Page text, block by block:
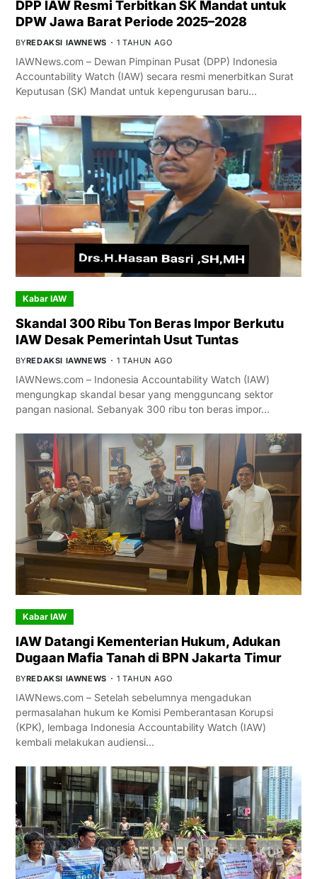
DPP IAW Resmi Terbitkan SK Mandat untuk
DPW Jawa Barat Periode 2025–2028
BYREDAKSI IAWNEWS 1 TAHUN AGO
IAWNews.com – Dewan Pimpinan Pusat (DPP) Indonesia
Accountability Watch (IAW) secara resmi menerbitkan Surat
Keputusan (SK) Mandat untuk kepengurusan baru…
Kabar IAW
Skandal 300 Ribu Ton Beras Impor Berkutu
IAW Desak Pemerintah Usut Tuntas
BYREDAKSI IAWNEWS 1 TAHUN AGO
IAWNews.com – Indonesia Accountability Watch (IAW)
mengungkap skandal besar yang mengguncang sektor
pangan nasional. Sebanyak 300 ribu ton beras impor…
Kabar IAW
IAW Datangi Kementerian Hukum, Adukan
Dugaan Mafia Tanah di BPN Jakarta Timur
BYREDAKSI IAWNEWS 1 TAHUN AGO
IAWNews.com – Setelah sebelumnya mengadukan
permasalahan hukum ke Komisi Pemberantasan Korupsi
(KPK), lembaga Indonesia Accountability Watch (IAW)
kembali melakukan audiensi…